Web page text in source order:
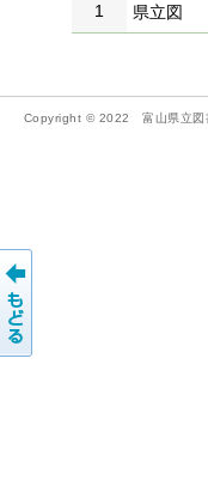
1
県立図
Copyright © 2022 富山県立